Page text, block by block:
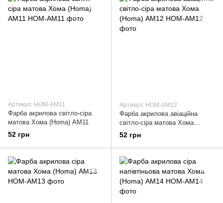
Артикул: HOM-AM11
Фарба акрилова світло-сіра
матова Хома (Homa) АМ11
52 грн
Артикул: HOM-AM12
Фарба акрилова авіаційна
світло-сіра матова Хома
(Homa) АМ12
52 грн